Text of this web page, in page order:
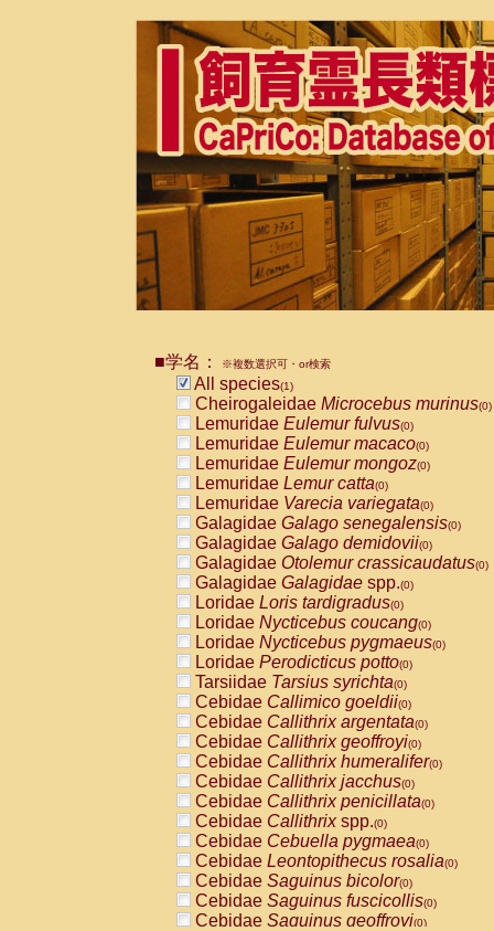
■学名： ※複数選択可・or検索
All species(1)
Cheirogaleidae Microcebus murinus(0)
Lemuridae Eulemur fulvus(0)
Lemuridae Eulemur macaco(0)
Lemuridae Eulemur mongoz(0)
Lemuridae Lemur catta(0)
Lemuridae Varecia variegata(0)
Galagidae Galago senegalensis(0)
Galagidae Galago demidovii(0)
Galagidae Otolemur crassicaudatus(0)
Galagidae Galagidae spp.(0)
Loridae Loris tardigradus(0)
Loridae Nycticebus coucang(0)
Loridae Nycticebus pygmaeus(0)
Loridae Perodicticus potto(0)
Tarsiidae Tarsius syrichta(0)
Cebidae Callimico goeldii(0)
Cebidae Callithrix argentata(0)
Cebidae Callithrix geoffroyi(0)
Cebidae Callithrix humeralifer(0)
Cebidae Callithrix jacchus(0)
Cebidae Callithrix penicillata(0)
Cebidae Callithrixspp.(0)
Cebidae Cebuella pygmaea(0)
Cebidae Leontopithecus rosalia(0)
Cebidae Saguinus bicolor(0)
Cebidae Saguinus fuscicollis(0)
Cebidae Saguinus geoffroyi(0)